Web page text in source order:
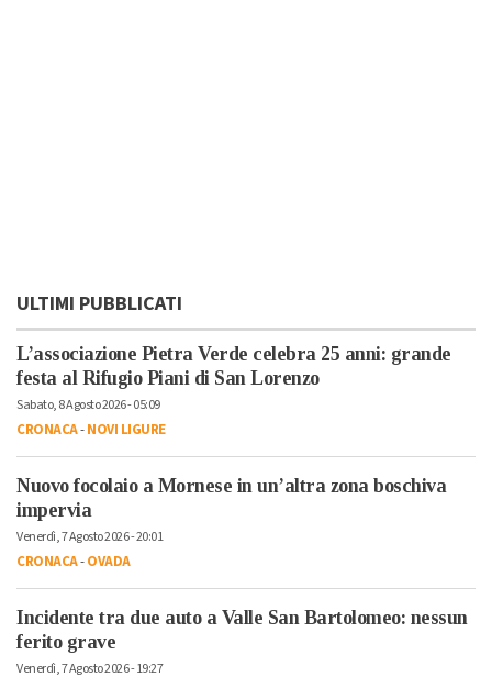
ULTIMI PUBBLICATI
L’associazione Pietra Verde celebra 25 anni: grande
festa al Rifugio Piani di San Lorenzo
Sabato, 8 Agosto 2026 - 05:09
CRONACA-NOVI LIGURE
Nuovo focolaio a Mornese in un’altra zona boschiva
impervia
Venerdì, 7 Agosto 2026 - 20:01
CRONACA-OVADA
Incidente tra due auto a Valle San Bartolomeo: nessun
ferito grave
Venerdì, 7 Agosto 2026 - 19:27